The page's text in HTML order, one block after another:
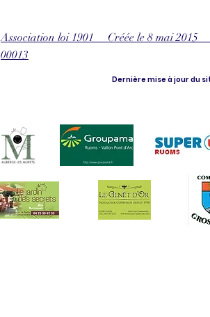
Association loi 1901 Créée le 8 mai
00013
Dernière mise à jour du